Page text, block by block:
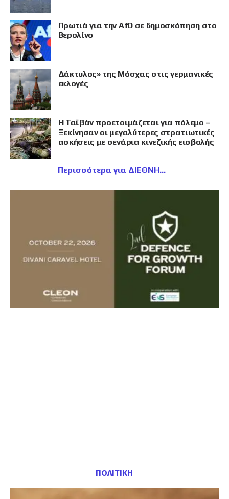
Πρωτιά για την AfD σε δημοσκόπηση στο
Βερολίνο
Δάκτυλος» της Μόσχας στις γερμανικές
εκλογές
Η Ταϊβάν προετοιμάζεται για πόλεμο –
Ξεκίνησαν οι μεγαλύτερες στρατιωτικές
ασκήσεις με σενάρια κινεζικής εισβολής
Περισσότερα για ΔΙΕΘΝΗ
ΠΟΛΙΤΙΚΗ